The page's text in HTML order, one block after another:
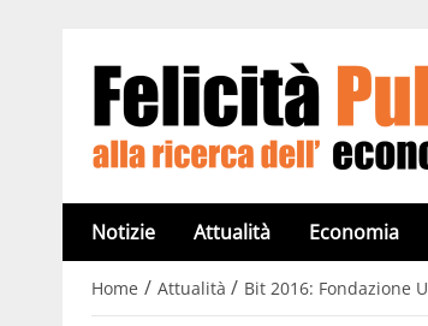
Notizie Attualità Economia
Home / Attualità / Bit 2016: Fondazione